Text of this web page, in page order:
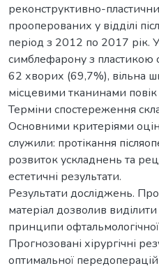
реконструктивно-
прооперованих у відділі
період з 2012 по 2017 рік.
симблефарону з пластикою
62 хворих (69,7%), вільна
місцевими тканинами
Терміни спостереження
Основними критеріями
служили: протікання
розвиток ускладнень та
естетичні результати.
Результати досліджень.
матеріал дозволив виділити
принципи офтальмологічної
Прогнозовані хірургічні
оптимальної